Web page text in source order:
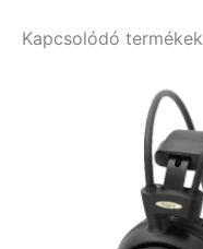
Kapcsolódó termékek